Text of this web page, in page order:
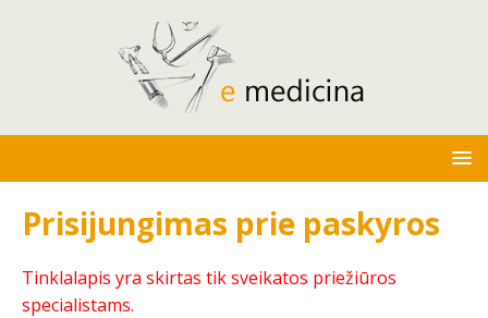
Prisijungimas prie paskyros
Tinklalapis yra skirtas tik sveikatos priežiūros
specialistams.